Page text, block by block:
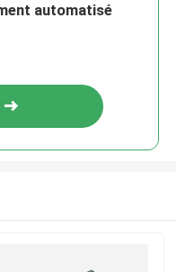
automatisé